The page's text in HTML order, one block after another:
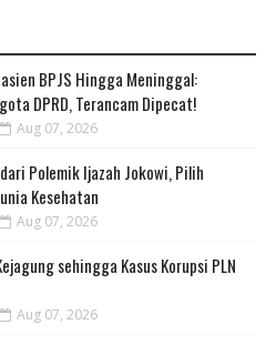
BPJS Hingga Meninggal:
DPRD, Terancam Dipecat!
Aug 07, 2026
Polemik Ijazah Jokowi, Pilih
Kesehatan
Aug 07, 2026
sehingga Kasus Korupsi PLN
Aug 07, 2026